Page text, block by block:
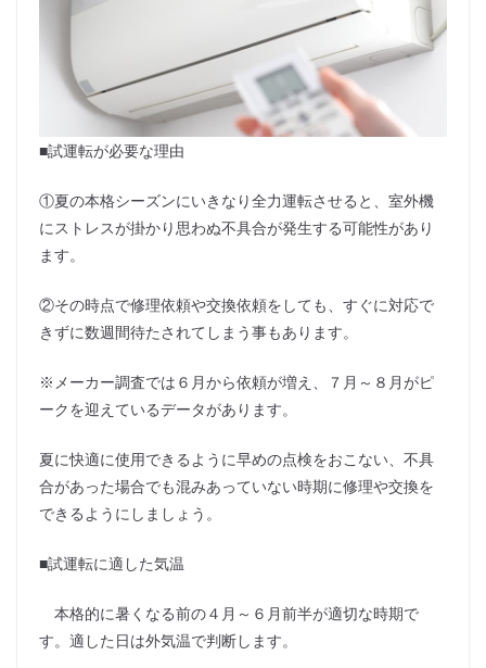
■試運転が必要な理由
①夏の本格シーズンにいきなり全力運転させると、室外機
にストレスが掛かり思わぬ不具合が発生する可能性があり
ます。
②その時点で修理依頼や交換依頼をしても、すぐに対応で
きずに数週間待たされてしまう事もあります。
※メーカー調査では６月から依頼が増え、７月～８月がピ
ークを迎えているデータがあります。
夏に快適に使用できるように早めの点検をおこない、不具
合があった場合でも混みあっていない時期に修理や交換を
できるようにしましょう。
■試運転に適した気温
本格的に暑くなる前の４月～６月前半が適切な時期で
す。適した日は外気温で判断します。